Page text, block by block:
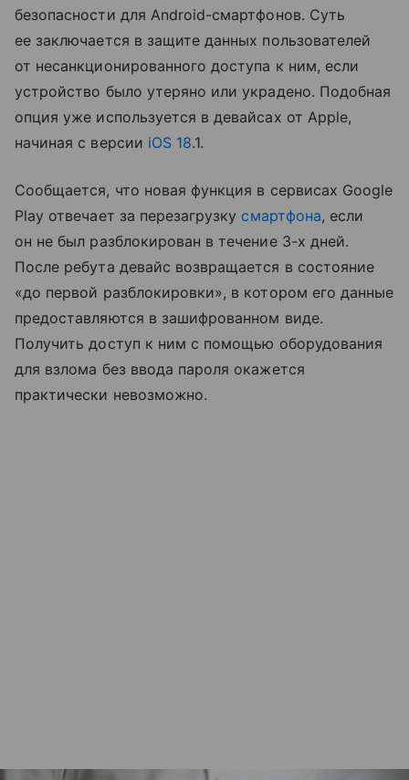
безопасности для Android-смартфонов. Суть
ее заключается в защите данных пользователей
от несанкционированного доступа к ним, если
устройство было утеряно или украдено. Подобная
опция уже используется в девайсах от Apple,
начиная с версии iOS 18.1.
Сообщается, что новая функция в сервисах Google
Play отвечает за перезагрузку смартфона, если
он не был разблокирован в течение 3-х дней.
После ребута девайс возвращается в состояние
«до первой разблокировки», в котором его данные
предоставляются в зашифрованном виде.
Получить доступ к ним с помощью оборудования
для взлома без ввода пароля окажется
практически невозможно.